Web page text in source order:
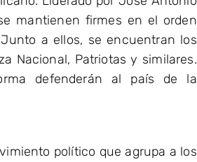
mantienen firmes en el orden
a ellos, se encuentran los
Nacional, Patriotas y similares.
defenderán al país de la
político que agrupa a los